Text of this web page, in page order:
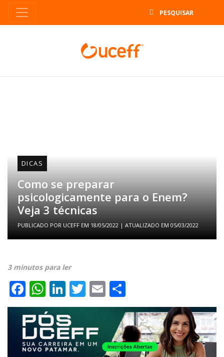
DICAS
Como se preparar
psicologicamente para o Enem?
Veja 3 técnicas
PUBLICADO POR UCEFF EM 18/05/2022 | ATUALIZADO EM 05/03/2022
3 minutos para ler
Facebook
WhatsApp
LinkedIn
Twitter
Email